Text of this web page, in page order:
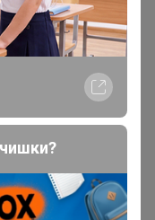
- только на
из24.